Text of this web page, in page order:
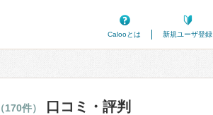
Calooとは
新規ユーザ登録
（170件） 口コミ・評判